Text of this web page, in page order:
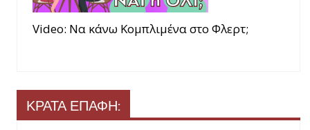
Video: Να κάνω Κομπλιμένα στο Φλερτ;
ΚΡΑΤΑ ΕΠΑΦΗ: